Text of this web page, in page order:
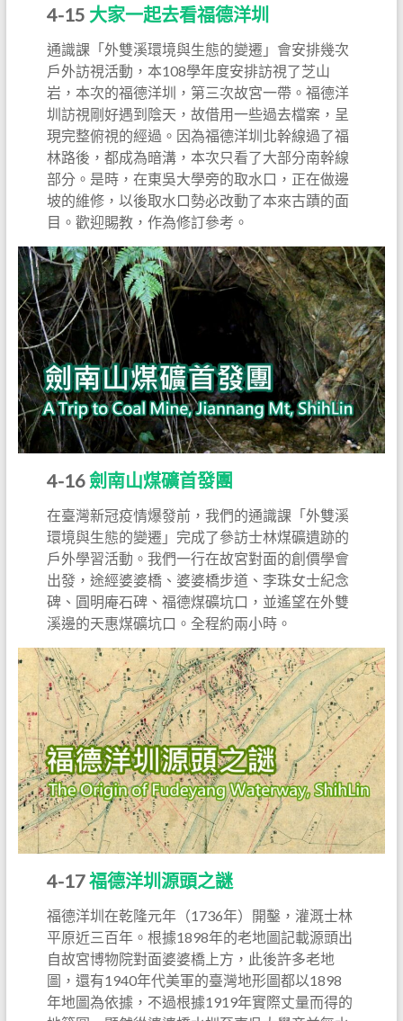
4-15 大家一起去看福德洋圳
通識課「外雙溪環境與生態的變遷」會安排幾次
戶外訪視活動，本108學年度安排訪視了芝山
岩，本次的福德洋圳，第三次故宮一帶。福德洋
圳訪視剛好遇到陰天，故借用一些過去檔案，呈
現完整俯視的經過。因為福德洋圳北幹線過了福
林路後，都成為暗溝，本次只看了大部分南幹線
部分。是時，在東吳大學旁的取水口，正在做邊
坡的維修，以後取水口勢必改動了本來古蹟的面
目。歡迎賜教，作為修訂參考。
4-16劍南山煤礦首發團
在臺灣新冠疫情爆發前，我們的通識課「外雙溪
環境與生態的變遷」完成了參訪士林煤礦遺跡的
戶外學習活動。我們一行在故宮對面的創價學會
出發，途經婆婆橋、婆婆橋步道、李珠女士紀念
碑、圓明庵石碑、福德煤礦坑口，並遙望在外雙
溪邊的天惠煤礦坑口。全程約兩小時。
4-17福德洋圳源頭之謎
福德洋圳在乾隆元年（1736年）開鑿，灌溉士林
平原近三百年。根據1898年的老地圖記載源頭出
自故宮博物院對面婆婆橋上方，此後許多老地
圖，還有1940年代美軍的臺灣地形圖都以1898
年地圖為依據，不過根據1919年實際丈量而得的